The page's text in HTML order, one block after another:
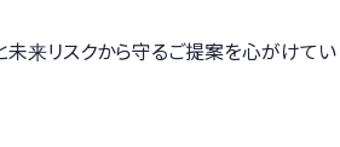
来リスクから守るご提案を心がけてい